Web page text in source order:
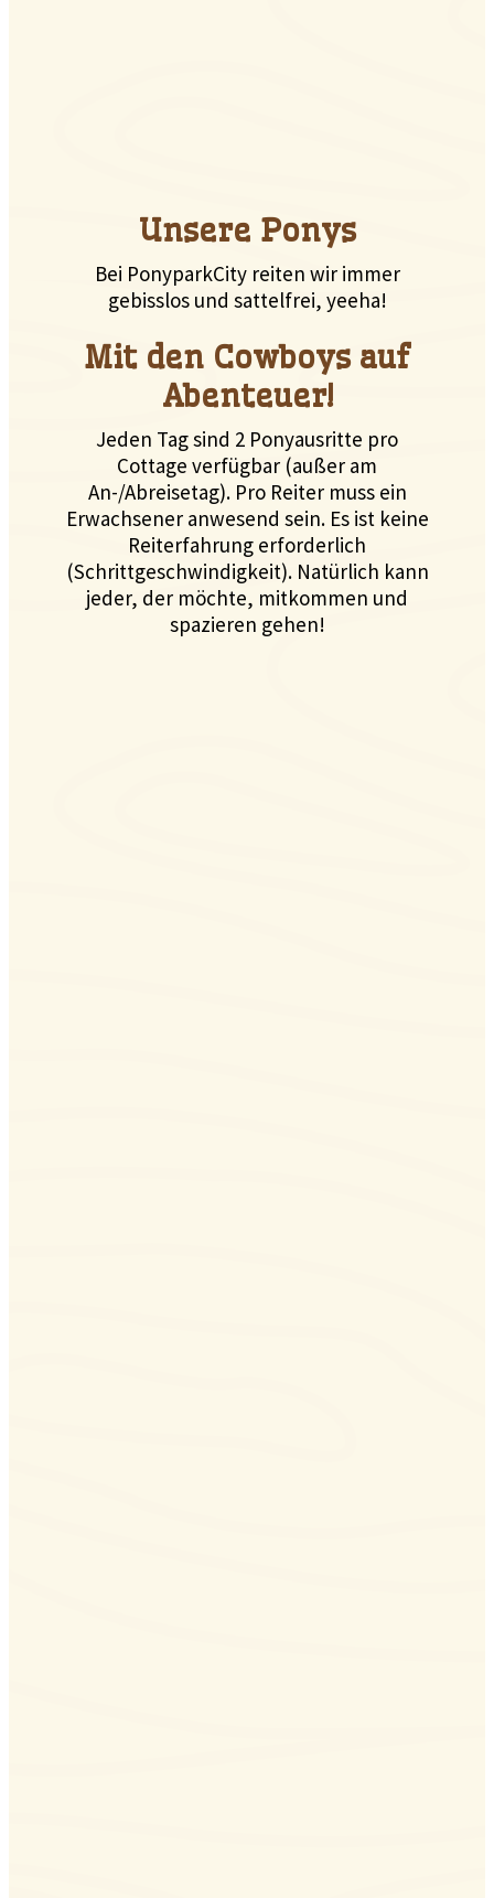
Unsere Ponys
Bei PonyparkCity reiten wir immer
gebisslos und sattelfrei, yeeha!
Mit den Cowboys auf
Abenteuer!
Jeden Tag sind 2 Ponyausritte pro
Cottage verfügbar (außer am
An-/Abreisetag). Pro Reiter muss ein
Erwachsener anwesend sein. Es ist keine
Reiterfahrung erforderlich
(Schrittgeschwindigkeit). Natürlich kann
jeder, der möchte, mitkommen und
spazieren gehen!